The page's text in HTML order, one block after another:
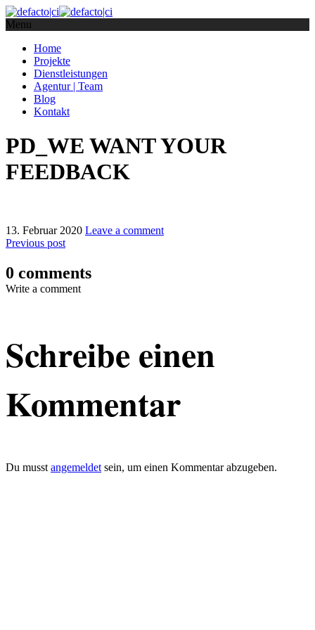
Menu
Home
Projekte
Dienstleistungen
Agentur | Team
Blog
Kontakt
PD_WE WANT YOUR
FEEDBACK
13. Februar 2020 Leave a comment
Previous post
0 comments
Write a comment
Schreibe einen
Kommentar
Du musst angemeldet sein, um einen Kommentar abzugeben.